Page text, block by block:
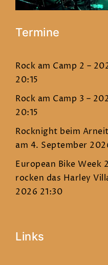
Termine
Rock am Camp 2 –
20:15
Rock am Camp 3 –
20:15
Rocknight beim
am 4. September
European Bike Week
rocken das Harley
2026 21:30
Links